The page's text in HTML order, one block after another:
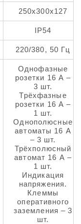
250х300х127
IP54
220/380, 50 Гц
Однофазные
розетки 16 А –
3 шт.
Трёхфазные
розетки 16 А –
1 шт.
Однополюсные
автоматы 16 А
– 3 шт.
Трёхполюсный
автомат 16 А –
1 шт.
Индикация
напряжения.
Клеммы
оперативного
заземления – 3
шт.